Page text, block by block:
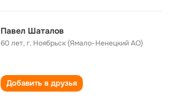
Павел Шаталов
60 лет,г. Ноябрьск (Ямало-Ненецкий АО)
Добавить в друзья